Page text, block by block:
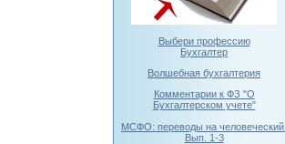
Выбери профессию
Бухгалтер
Волшебная бухгалтерия
Комментарии к ФЗ "О
Бухгалтерском учете"
МСФО: переводы на человеческий.
Вып. 1-3